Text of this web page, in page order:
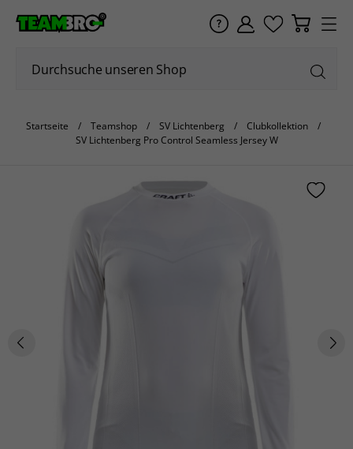
Startseite Teamshop SV Lichtenberg
Clubkollektion
SV Lichtenberg Pro Control Seamless Jersey W